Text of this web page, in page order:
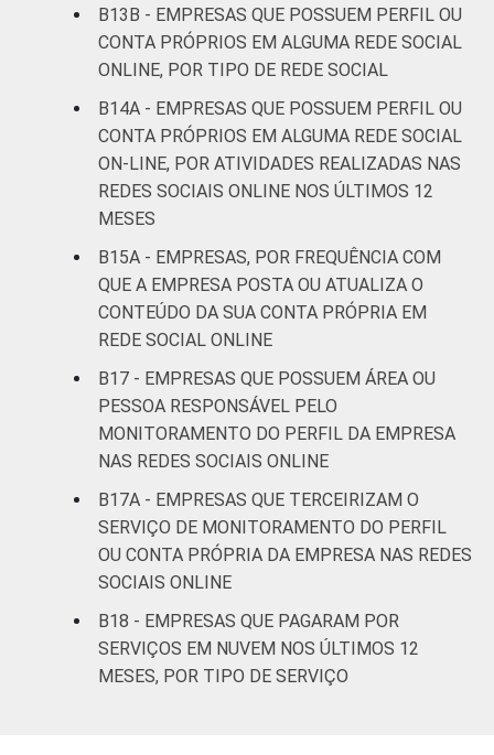
B13B - EMPRESAS QUE POSSUEM PERFIL OU
CONTA PRÓPRIOS EM ALGUMA REDE SOCIAL
ONLINE, POR TIPO DE REDE SOCIAL
B14A - EMPRESAS QUE POSSUEM PERFIL OU
CONTA PRÓPRIOS EM ALGUMA REDE SOCIAL
ON-LINE, POR ATIVIDADES REALIZADAS NAS
REDES SOCIAIS ONLINE NOS ÚLTIMOS 12
MESES
B15A - EMPRESAS, POR FREQUÊNCIA COM
QUE A EMPRESA POSTA OU ATUALIZA O
CONTEÚDO DA SUA CONTA PRÓPRIA EM
REDE SOCIAL ONLINE
B17 - EMPRESAS QUE POSSUEM ÁREA OU
PESSOA RESPONSÁVEL PELO
MONITORAMENTO DO PERFIL DA EMPRESA
NAS REDES SOCIAIS ONLINE
B17A - EMPRESAS QUE TERCEIRIZAM O
SERVIÇO DE MONITORAMENTO DO PERFIL
OU CONTA PRÓPRIA DA EMPRESA NAS REDES
SOCIAIS ONLINE
B18 - EMPRESAS QUE PAGARAM POR
SERVIÇOS EM NUVEM NOS ÚLTIMOS 12
MESES, POR TIPO DE SERVIÇO